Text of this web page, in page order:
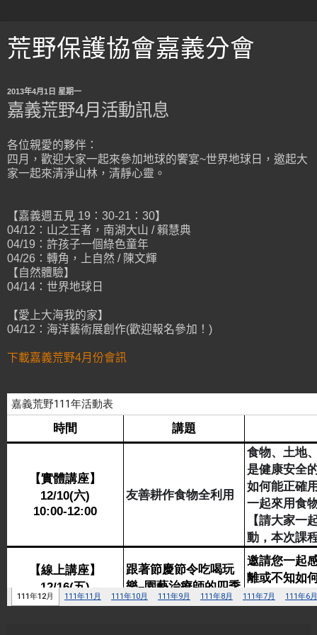
荒野保護協會嘉義分會
2013年4月1日 星期一
嘉義荒野4月活動訊息
各位親愛的夥伴：
四月，歡迎大家一起來參加地球的饗宴~世界地球日，邀起大
家一起來清淨山林，清靜心靈。
【嘉義週五見 19：30-21：30】
04/12：山之王者，南湖大山 / 賴慧典
04/19：許孩子一個綠色童年
04/26：轉角，上自然 / 陳文輝
【自然體驗】
04/14：世界地球日
【愛上大海我的家】
04/12：海洋藝術展創作(歡迎報名參加！)
下載嘉義荒野4月份會訊